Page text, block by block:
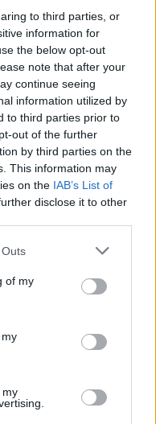
to third parties, or
information for
the below opt-out
note that after your
continue seeing
information utilized by
to third parties prior to
out of the further
by third parties on the
This information may
on the IAB’s List of
disclose it to other
one or more Google
You may click to
its third-party tags to
in below Google
of my
my
non è solo un
di un cambiamento
compito ora è
il rispetto e la
nel nostro
Chi è pronto a
💬✨